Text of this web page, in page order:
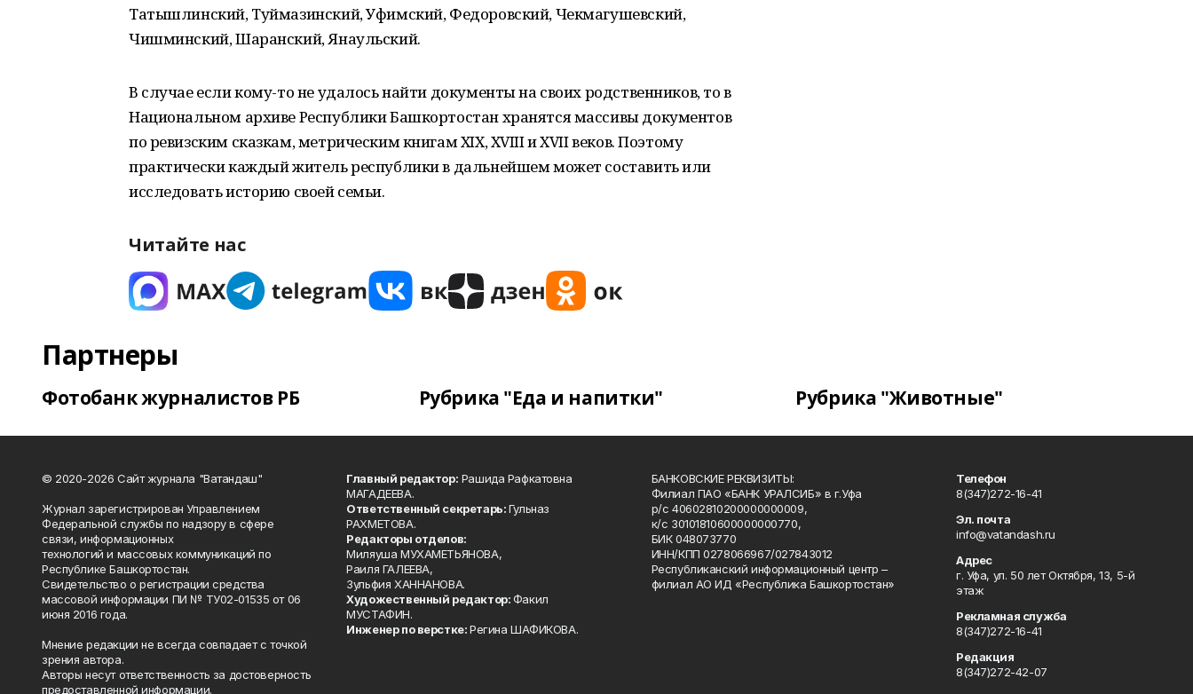
Татышлинский, Туймазинский, Уфимский, Федоровский, Чекмагушевский,
Чишминский, Шаранский, Янаульский.
В случае если кому-то не удалось найти документы на своих родственников, то в
Национальном архиве Республики Башкортостан хранятся массивы документов
по ревизским сказкам, метрическим книгам XIX, XVIII и XVII веков. Поэтому
практически каждый житель республики в дальнейшем может составить или
исследовать историю своей семьи.
Читайте нас
Партнеры
Фотобанк журналистов РБ Рубрика "Еда и напитки" Рубрика "Животные"
© 2020-2026 Сайт журнала "Ватандаш"
Журнал зарегистрирован Управлением
Федеральной службы по надзору в сфере
связи, информационных
технологий и массовых коммуникаций по
Республике Башкортостан.
Свидетельство о регистрации средства
массовой информации ПИ № ТУ02-01535 от 06
июня 2016 года.
Мнение редакции не всегда совпадает с точкой
зрения автора.
Авторы несут ответственность за достоверность
предоставленной информации.
Главный редактор: Рашида Рафкатовна
МАГАДЕЕВА.
Ответственный секретарь:Гульназ
РАХМЕТОВА.
Редакторы отделов:
Миляуша МУХАМЕТЬЯНОВА,
Раиля ГАЛЕЕВА,
Зульфия ХАННАНОВА.
Художественный редактор:Факил
МУСТАФИН.
Инженер по верстке:Регина ШАФИКОВА.
БАНКОВСКИЕ РЕКВИЗИТЫ:
Филиал ПАО «БАНК УРАЛСИБ» в г.Уфа
р/с 40602810200000000009,
к/с 30101810600000000770,
БИК 048073770
ИНН/КПП 0278066967/027843012
Республиканский информационный центр –
филиал АО ИД «Республика Башкортостан»
Телефон
8(347)272-16-41
Эл. почта
info@vatandash.ru
Адрес
г. Уфа, ул. 50 лет Октября, 13, 5-й
этаж
Рекламная служба
8(347)272-16-41
Редакция
8(347)272-42-07